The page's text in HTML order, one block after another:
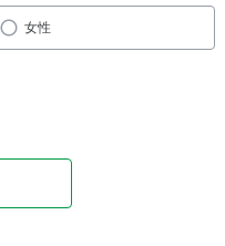
女性